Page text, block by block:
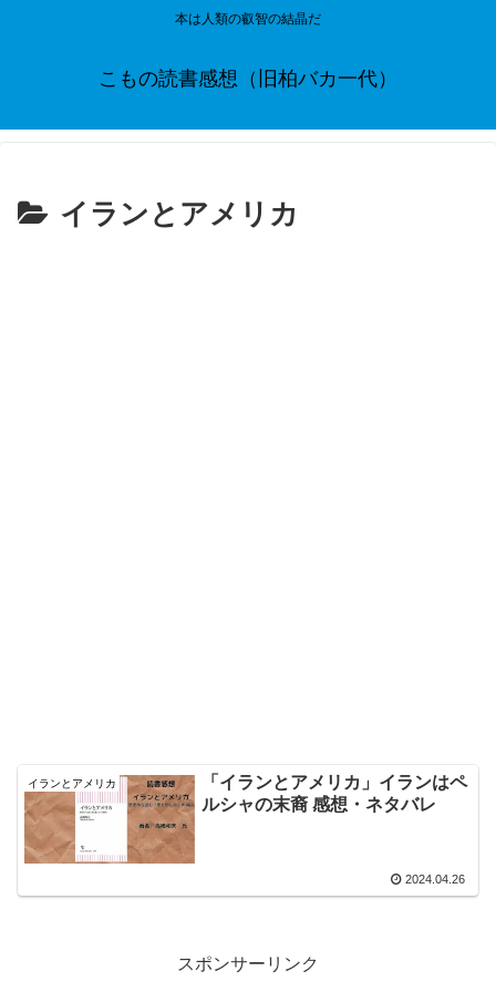
本は人類の叡智の結晶だ
こもの読書感想（旧柏バカ一代）
イランとアメリカ
イランとアメリカ
「イランとアメリカ」イランはペ
ルシャの末裔 感想・ネタバレ
2024.04.26
スポンサーリンク